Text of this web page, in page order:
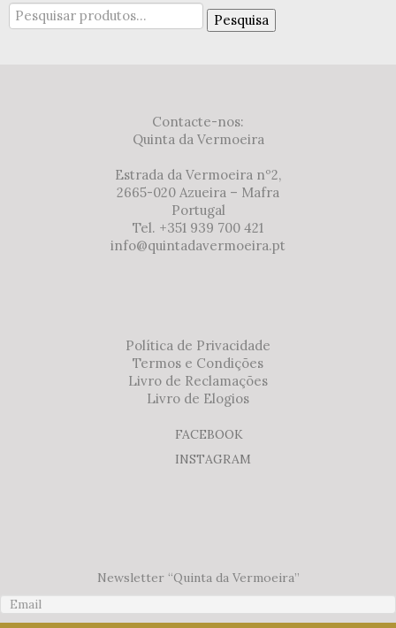
Pesquisar
por:
Pesquisa
Contacte-nos:
Quinta da Vermoeira
Estrada da Vermoeira nº2,
2665-020 Azueira – Mafra
Portugal
Tel. +351 939 700 421
info@quintadavermoeira.pt
Política de Privacidade
Termos e Condições
Livro de Reclamações
Livro de Elogios
FACEBOOK
INSTAGRAM
Newsletter “Quinta da Vermoeira”